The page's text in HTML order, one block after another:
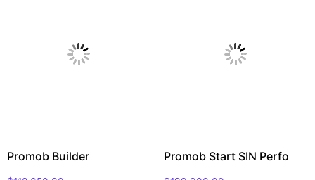
Promob Builder Promob Start SIN Perfo